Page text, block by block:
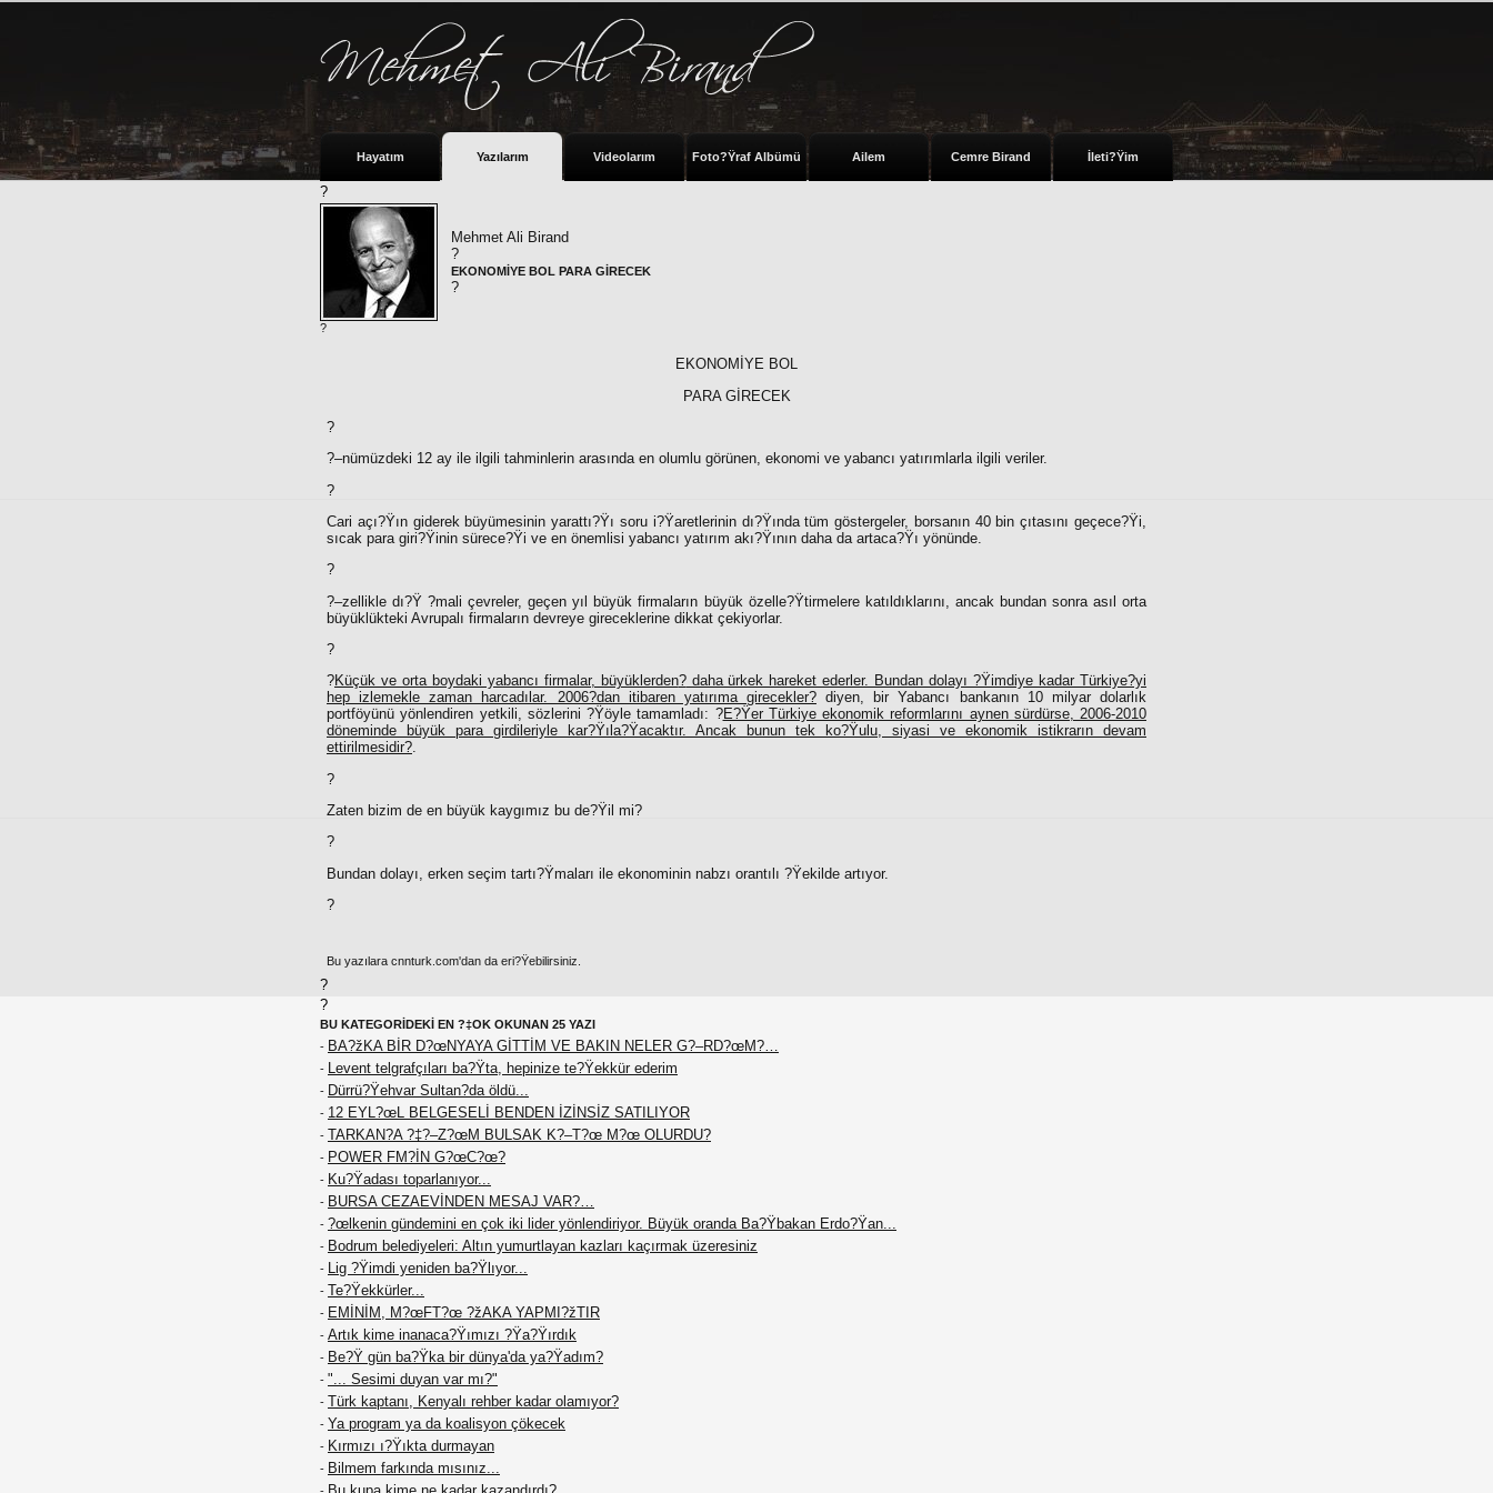
Hayatım Yazılarım Videolarım Foto?Ÿraf Albümü Ailem Cemre Birand İleti?Ÿim
?
Mehmet Ali Birand
?
EKONOMİYE BOL PARA GİRECEK
?
?
EKONOMİYE BOL
PARA GİRECEK
?
?–nümüzdeki 12 ay ile ilgili tahminlerin arasında en olumlu görünen, ekonomi ve yabancı yatırımlarla ilgili veriler.
?
Cari açı?Ÿın giderek büyümesinin yarattı?Ÿı soru i?Ÿaretlerinin dı?Ÿında tüm göstergeler, borsanın 40 bin çıtasını geçece?Ÿi,
sıcak para giri?Ÿinin sürece?Ÿi ve en önemlisi yabancı yatırım akı?Ÿının daha da artaca?Ÿı yönünde.
?
?–zellikle dı?Ÿ?mali çevreler, geçen yıl büyük firmaların büyük özelle?Ÿtirmelere katıldıklarını, ancak bundan sonra asıl orta
büyüklükteki Avrupalı firmaların devreye gireceklerine dikkat çekiyorlar.
?
?Küçük ve orta boydaki yabancı firmalar, büyüklerden?daha ürkek hareket ederler. Bundan dolayı ?Ÿimdiye kadar Türkiye?yi
hep izlemekle zaman harcadılar. 2006?dan itibaren yatırıma girecekler? diyen, bir Yabancı bankanın 10 milyar dolarlık
portföyünü yönlendiren yetkili, sözlerini ?Ÿöyle tamamladı: ?E?Ÿer Türkiye ekonomik reformlarını aynen sürdürse, 2006-2010
döneminde büyük para girdileriyle kar?Ÿıla?Ÿacaktır. Ancak bunun tek ko?Ÿulu, siyasi ve ekonomik istikrarın devam
ettirilmesidir?.
?
Zaten bizim de en büyük kaygımız bu de?Ÿil mi?
?
Bundan dolayı, erken seçim tartı?Ÿmaları ile ekonominin nabzı orantılı ?Ÿekilde artıyor.
?
Bu yazılara cnnturk.com'dan da eri?Ÿebilirsiniz.
?
?
BU KATEGORİDEKİ EN ?‡OK OKUNAN 25 YAZI
- BA?žKA BİR D?œNYAYA GİTTİM VE BAKIN NELER G?–RD?œM?…
- Levent telgrafçıları ba?Ÿta, hepinize te?Ÿekkür ederim
- Dürrü?Ÿehvar Sultan?da öldü...
- 12 EYL?œL BELGESELİ BENDEN İZİNSİZ SATILIYOR
- TARKAN?A ?‡?–Z?œM BULSAK K?–T?œ M?œ OLURDU?
- POWER FM?İN G?œC?œ?
- Ku?Ÿadası toparlanıyor...
- BURSA CEZAEVİNDEN MESAJ VAR?…
- ?œlkenin gündemini en çok iki lider yönlendiriyor. Büyük oranda Ba?Ÿbakan Erdo?Ÿan...
- Bodrum belediyeleri: Altın yumurtlayan kazları kaçırmak üzeresiniz
- Lig ?Ÿimdi yeniden ba?Ÿlıyor...
- Te?Ÿekkürler...
- EMİNİM, M?œFT?œ ?žAKA YAPMI?žTIR
- Artık kime inanaca?Ÿımızı ?Ÿa?Ÿırdık
- Be?Ÿ gün ba?Ÿka bir dünya'da ya?Ÿadım?
- "... Sesimi duyan var mı?"
- Türk kaptanı, Kenyalı rehber kadar olamıyor?
- Ya program ya da koalisyon çökecek
- Kırmızı ı?Ÿıkta durmayan
- Bilmem farkında mısınız...